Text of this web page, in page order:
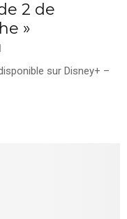
2 de
»
sur Disney+ –